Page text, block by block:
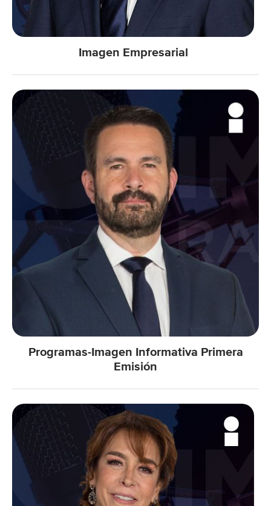
Imagen Empresarial
Programas-Imagen Informativa Primera
Emisión